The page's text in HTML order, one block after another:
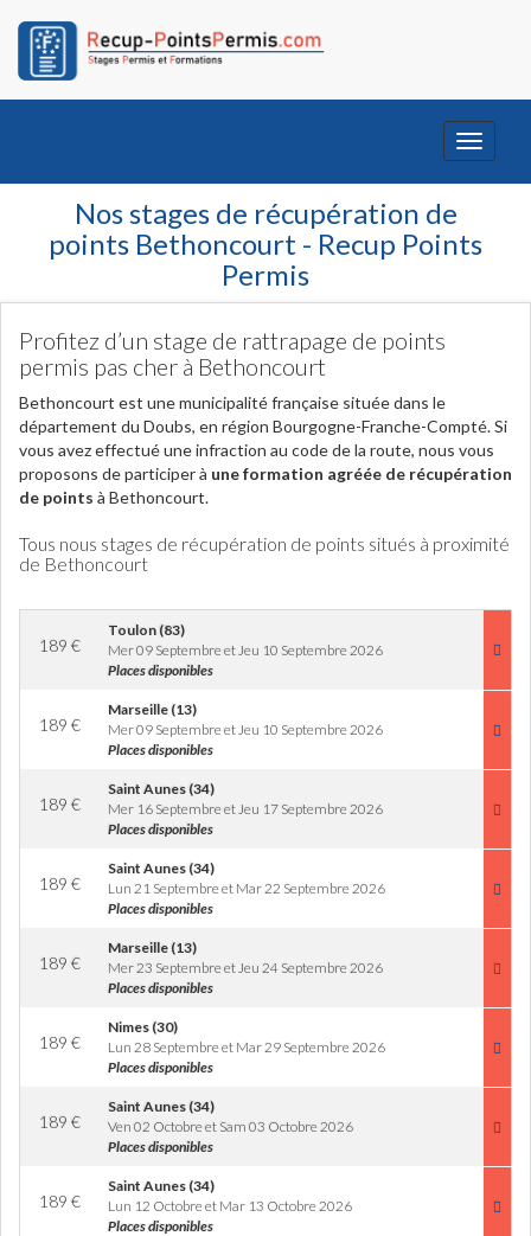
Toggle
Nos stages de récupération de
points Bethoncourt - Recup Points
Permis
Profitez d’un stage de rattrapage de points
permis pas cher à Bethoncourt
Bethoncourt est une municipalité française située dans le
département du Doubs, en région Bourgogne-Franche-Compté. Si
vous avez effectué une infraction au code de la route, nous vous
proposons de participer à une formation agréée de récupération
de points à Bethoncourt.
Tous nous stages de récupération de points situés à proximité
de Bethoncourt
189 €
Toulon (83)
Mer 09 Septembre et Jeu 10 Septembre 2026
Places disponibles
189 €
Marseille (13)
Mer 09 Septembre et Jeu 10 Septembre 2026
Places disponibles
189 €
Saint Aunes (34)
Mer 16 Septembre et Jeu 17 Septembre 2026
Places disponibles
189 €
Saint Aunes (34)
Lun 21 Septembre et Mar 22 Septembre 2026
Places disponibles
189 €
Marseille (13)
Mer 23 Septembre et Jeu 24 Septembre 2026
Places disponibles
189 €
Nimes (30)
Lun 28 Septembre et Mar 29 Septembre 2026
Places disponibles
189 €
Saint Aunes (34)
Ven 02 Octobre et Sam 03 Octobre 2026
Places disponibles
189 €
Saint Aunes (34)
Lun 12 Octobre et Mar 13 Octobre 2026
Places disponibles